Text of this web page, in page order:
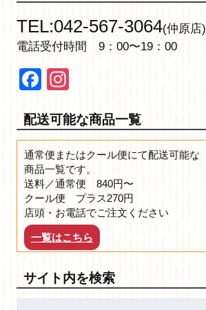
TEL:042-567-3064(仲原店)
電話受付時間 9：00〜19：00
Facebook
配送可能な商品一覧
通常便またはクール便にて配送可能な
商品一覧です。
送料／通常便 840円〜
クール便 プラス270円
店頭・お電話でご注文ください
一覧はこちら
サイト内を検索